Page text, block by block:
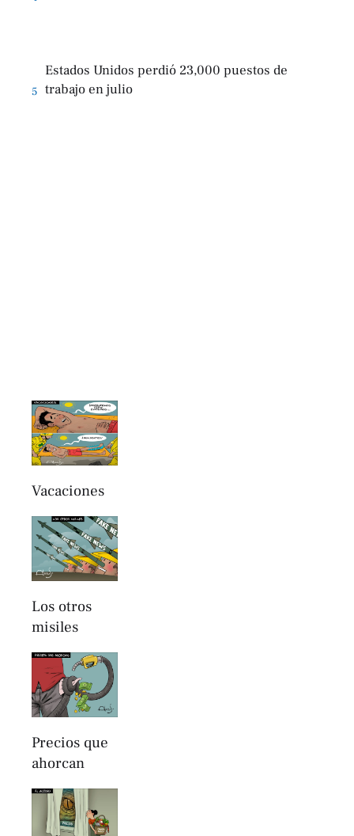
5
Estados Unidos perdió 23,000 puestos de
trabajo en julio
Vacaciones
Los otros
misiles
Precios que
ahorcan